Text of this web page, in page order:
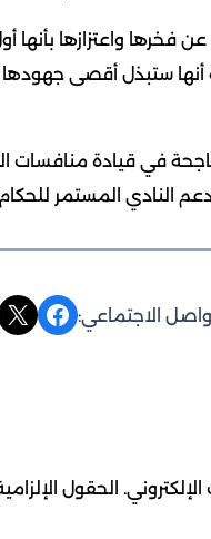
عن فخرها واعتزازها
أنها ستبذل أقصى
في قيادة منافسات
دعم النادي المستمر
الاجتماعي: Share on Facebook
Share on X
الحقول